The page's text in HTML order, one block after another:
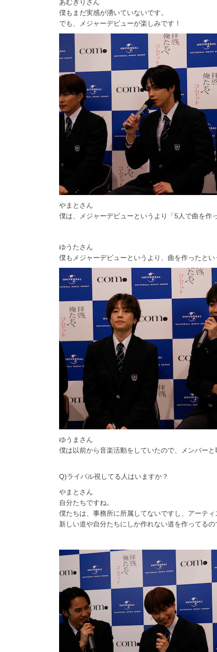
あむぎりさん
僕もまだ実感が湧いていないです。
でも、メジャーデビューが楽しみです！
やまとさん
僕は、メジャーデビューというより「5人で曲を作
ゆうたさん
僕もメジャーデビューというより、曲を作ったと
ゆうまさん
僕は以前から音楽活動をしていたので、メンバー
Q)ライバル視してる人はいますか？
やまとさん
自分たちですね。
僕たちは、事務所に所属してないですし、アーテ
新しい道や自分たちにしか作れない道を作ってる